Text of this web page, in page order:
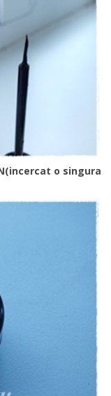
o singura